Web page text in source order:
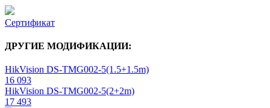
Сертификат
ДРУГИЕ МОДИФИКАЦИИ:
HikVision DS-TMG002-5(1.5+1.5m)
16 093
HikVision DS-TMG002-5(2+2m)
17 493